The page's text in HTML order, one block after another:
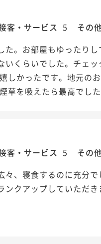
客・サービス 5 その
。お部屋もゆったり
いくらいでした。チェ
しかったです。地元の
草を吸えたら最高でした
客・サービス 5 その
々、寝食するのに充分
クアップしていただ